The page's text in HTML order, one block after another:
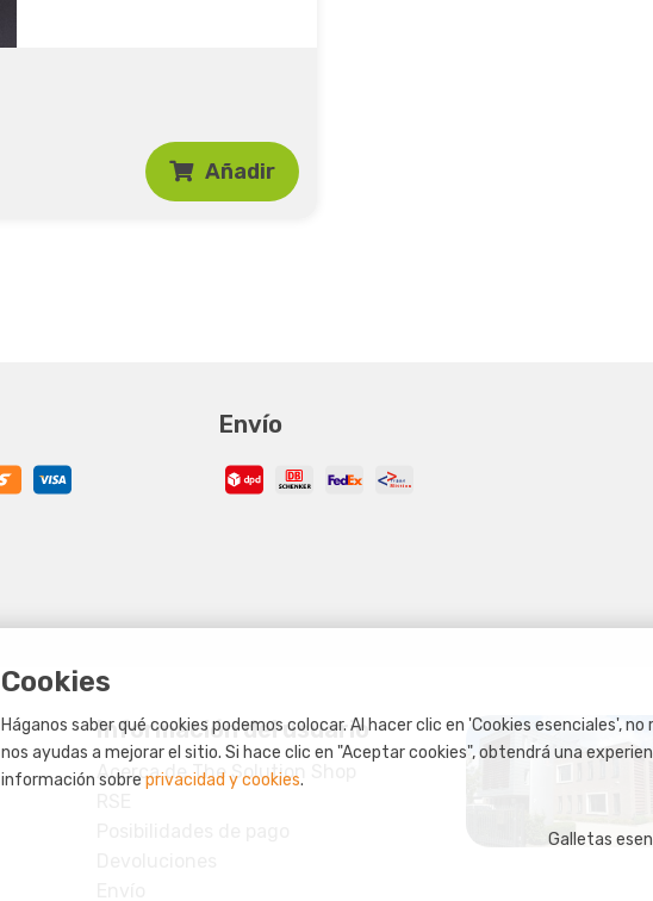
Cookies
Háganos saber qué cookies podemos colocar. Al hacer clic en 'Cookies esenciales',
nos ayudas a mejorar el sitio. Si hace clic en "Aceptar cookies", obtendrá una
información sobre privacidad y cookies.
Galletas
Añadir
Envío
Información del usuario
Acerca de The Solution Shop